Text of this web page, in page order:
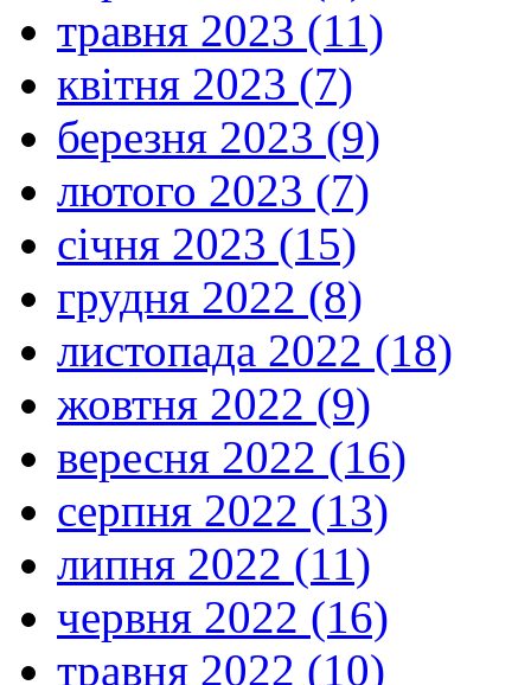
травня 2023 (11)
квітня 2023 (7)
березня 2023 (9)
лютого 2023 (7)
січня 2023 (15)
грудня 2022 (8)
листопада 2022 (18)
жовтня 2022 (9)
вересня 2022 (16)
серпня 2022 (13)
липня 2022 (11)
червня 2022 (16)
травня 2022 (10)